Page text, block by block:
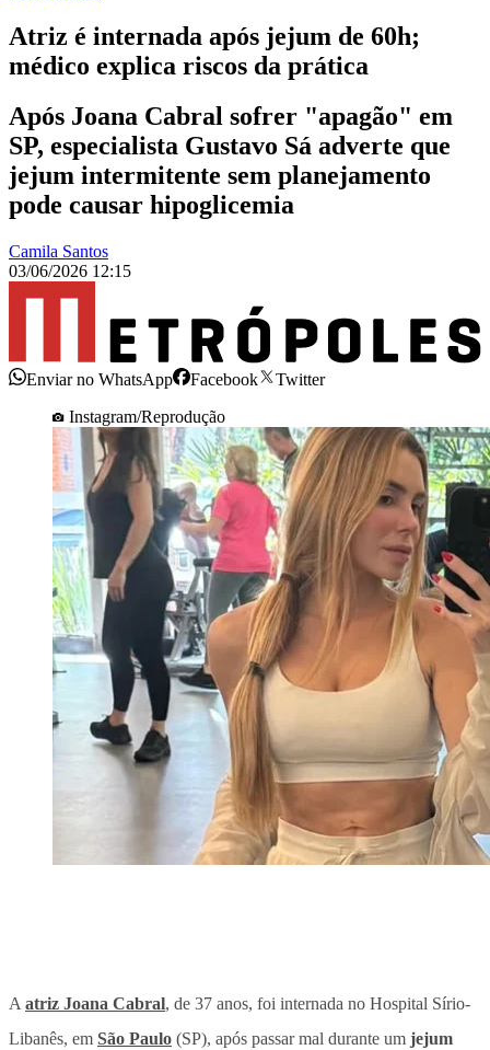
Atriz é internada após jejum de 60h;
médico explica riscos da prática
Após Joana Cabral sofrer "apagão" em
SP, especialista Gustavo Sá adverte que
jejum intermitente sem planejamento
pode causar hipoglicemia
Camila Santos
03/06/2026 12:15
Enviar no WhatsApp Facebook
Twitter
Instagram/Reprodução
A atriz Joana Cabral, de 37 anos, foi internada no Hospital Sírio-
Libanês, em São Paulo (SP), após passar mal durante um jejum